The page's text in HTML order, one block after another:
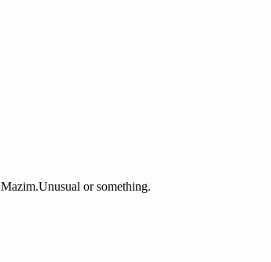
Mazim.Unusual or something.